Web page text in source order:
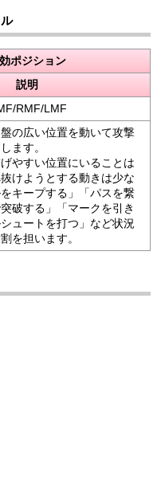
ポジション
説明
RMF/LMF
の広い位置を動いて攻撃
ます。
やすい位置にいることは
けようとする動きは少な
キープする」「パスを繋
破する」「マークを引き
ュートを打つ」など状況
を担います。